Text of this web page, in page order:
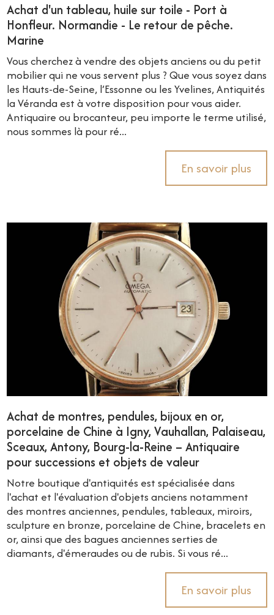
Achat d'un tableau, huile sur toile - Port à
Honfleur. Normandie - Le retour de pêche.
Marine
Vous cherchez à vendre des objets anciens ou du petit
mobilier qui ne vous servent plus ? Que vous soyez dans
les Hauts-de-Seine, l’Essonne ou les Yvelines, Antiquités
la Véranda est à votre disposition pour vous aider.
Antiquaire ou brocanteur, peu importe le terme utilisé,
nous sommes là pour ré...
En savoir plus
Achat de montres, pendules, bijoux en or,
porcelaine de Chine à Igny, Vauhallan, Palaiseau,
Sceaux, Antony, Bourg-la-Reine – Antiquaire
pour successions et objets de valeur
Notre boutique d'antiquités est spécialisée dans
l'achat et l'évaluation d'objets anciens notamment
des montres anciennes, pendules, tableaux, miroirs,
sculpture en bronze, porcelaine de Chine, bracelets en
or, ainsi que des bagues anciennes serties de
diamants, d'émeraudes ou de rubis. Si vous ré...
En savoir plus